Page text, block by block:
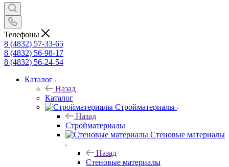
Телефоны
8 (4832) 57-33-65
8 (4832) 56-98-17
8 (4832) 56-24-54
Каталог
Назад
Каталог
Стройматериалы
Назад
Стройматериалы
Стеновые материалы
Назад
Стеновые материалы